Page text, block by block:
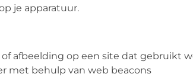
je apparatuur.
afbeelding op een site dat gebruikt
met behulp van web beacons